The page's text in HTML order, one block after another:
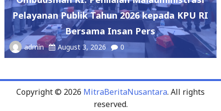
Pelayanan Publik Tahun 2026 kepada KPU RI
Bersama Insan Pers
admin August 3, 2026 0
reserved.